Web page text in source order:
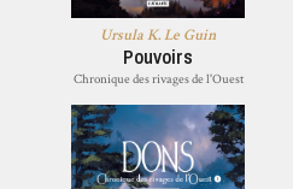
Ursula K. Le Guin
Pouvoirs
Chronique des rivages de l'Ouest